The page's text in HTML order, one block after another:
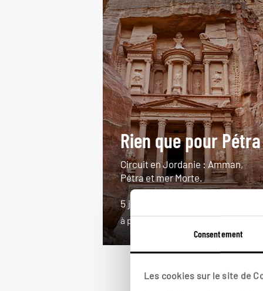
Consentement
Les cookies sur le site de
Rien que pour Pétra
Circuit en Jordanie : Amman,
Pétra et mer Morte.
5 jours / 4 nuits
à partir de 1500€